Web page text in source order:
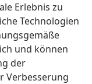
Erlebnis zu
Technologien
und können
der
Verbesserung
der Erde
+